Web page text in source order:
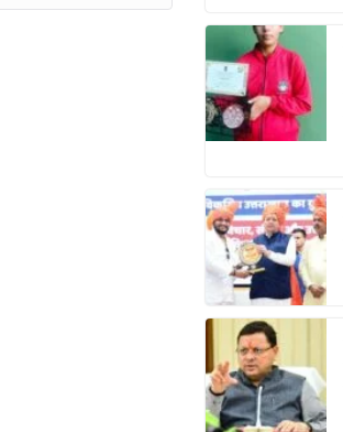
o
o
k
p